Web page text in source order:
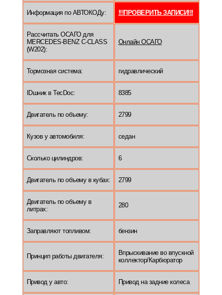
Информация по АВТОКОДу: !!!ПРОВЕРИТЬ ЗАПИСИ!!!
Рассчитать ОСАГО для
MERCEDES-BENZ C-CLASS
(W202):
Онлайн ОСАГО
Тормозная система: гидравлический
IDшник в TecDoc: 8385
Двигатель по объему: 2799
Кузов у автомобиля: седан
Сколько цилиндров: 6
Двигатель по объему в кубах: 2799
Двигатель по объему в
литрах:
280
Заправляют топливом: бензин
Принцип работы двигателя:
Впрыскивание во впускной
коллектор/Карбюратор
Привод у авто: Привод на задние колеса